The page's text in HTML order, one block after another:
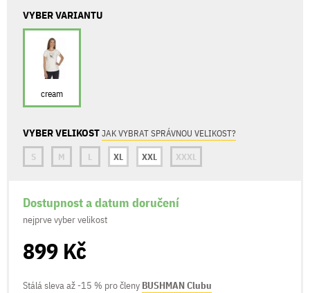
VYBER VARIANTU
cream
VYBER VELIKOSTJAK VYBRAT SPRÁVNOU VELIKOST?
S
M L XL XXL XXXL
Dostupnost a datum doručení
nejprve vyber velikost
899 Kč
Stálá sleva až -15 % pro členy BUSHMAN Clubu